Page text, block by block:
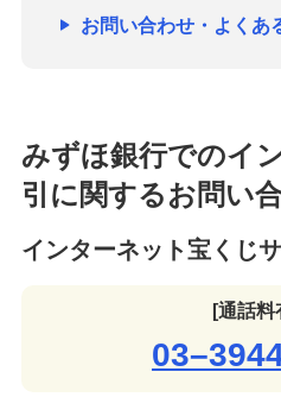
お問い合わせ・よくあ
みずほ銀行でのイ
引に関するお問い
インターネット宝くじ
[通話料